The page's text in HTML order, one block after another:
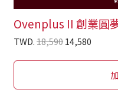
Ovenplus II 創業圓
TWD.18,59014,580